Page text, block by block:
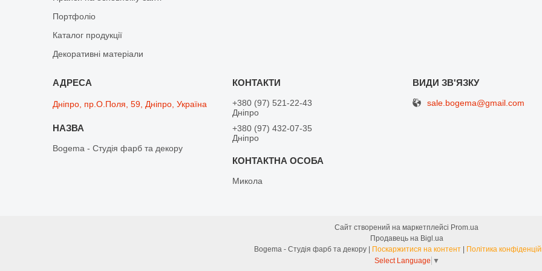
Портфоліо
Каталог продукції
Декоративні матеріали
Дніпро, пр.О.Поля, 59, Дніпро, Україна
Bogema - Студія фарб та декору
+380 (97) 521-22-43
Дніпро
+380 (97) 432-07-35
Дніпро
Микола
sale.bogema@gmail.com
Сайт створений на маркетплейсі Prom.ua
Продавець на Bigl.ua
Поскаржитися на контент
Політика
Select Language ▼